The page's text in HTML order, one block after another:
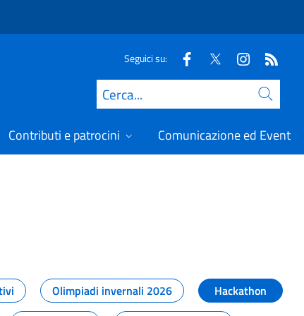
Seguici su:
Cerca
Contributi e patrocini Comunicazione ed Eventi
Olimpiadi invernali 2026
Hackathon